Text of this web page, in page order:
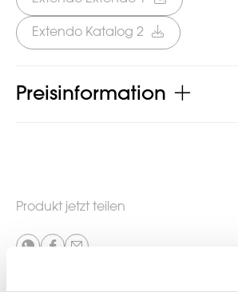
Extendo Katalog 2
Preisinformation
Produkt jetzt teilen